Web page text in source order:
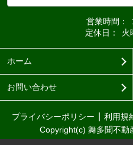
営業時間：
定休日：
火
ホーム
お問い合わせ
プライバシーポリシー 利用規
Copyright(c) 舞多聞不動